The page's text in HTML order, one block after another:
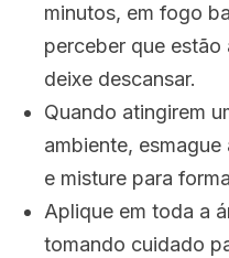
minutos, em fogo
perceber que
deixe descansar.
Quando atingirem
ambiente,
e misture para
Aplique em toda a
tomando cuidado